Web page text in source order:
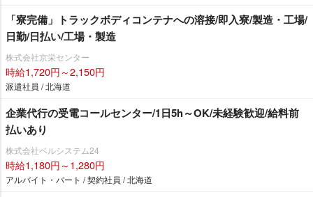
「寮完備」トラックボディコンテナへの溶接/即入寮/製造・工場/
日勤/日払い/工場・製造
株式会社京栄センター
時給1,720円～2,150円
派遣社員 / 北海道
企業代行の受電コールセンター/1日5h～OK/未経験歓迎/給料前
払いあり
株式会社ベルシステム24
時給1,180円～1,280円
アルバイト・パート / 契約社員 / 北海道